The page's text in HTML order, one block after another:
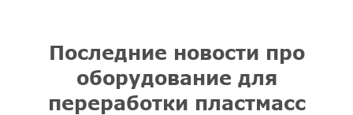
Последние новости про
оборудование для
переработки пластмасс